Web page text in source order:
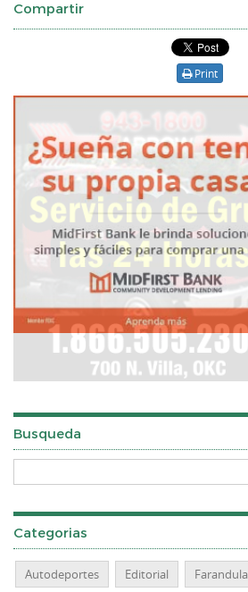
Compartir
Print
Busqueda
Categorias
Autodeportes Editorial Farandula